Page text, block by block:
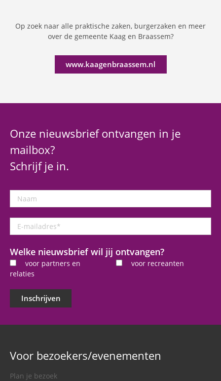
Op zoek naar alle praktische zaken, burgerzaken en meer
over de gemeente Kaag en Braassem?
www.kaagenbraassem.nl
Onze nieuwsbrief ontvangen in je
mailbox?
Schrijf je in.
Naam
mailadres
Welke nieuwsbrief wil jij ontvangen?
voor partners en
relaties
voor recreanten
Inschrijven
Voor bezoekers/evenementen
Plan je bezoek